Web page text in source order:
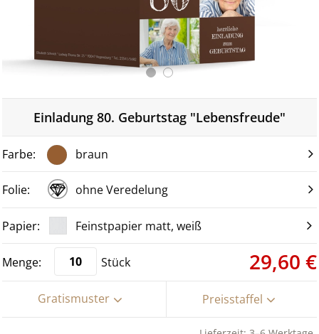
Einladung 80. Geburtstag "Lebensfreude"
braun
ohne Veredelung
Feinstpapier matt, weiß
Stück 29,60 €
Gratismuster Preisstaffel